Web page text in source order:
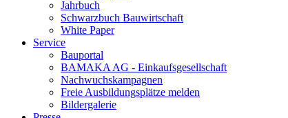
Jahrbuch
Schwarzbuch Bauwirtschaft
White Paper
Service
Bauportal
BAMAKA AG - Einkaufsgesellschaft
Nachwuchskampagnen
Freie Ausbildungsplätze melden
Bildergalerie